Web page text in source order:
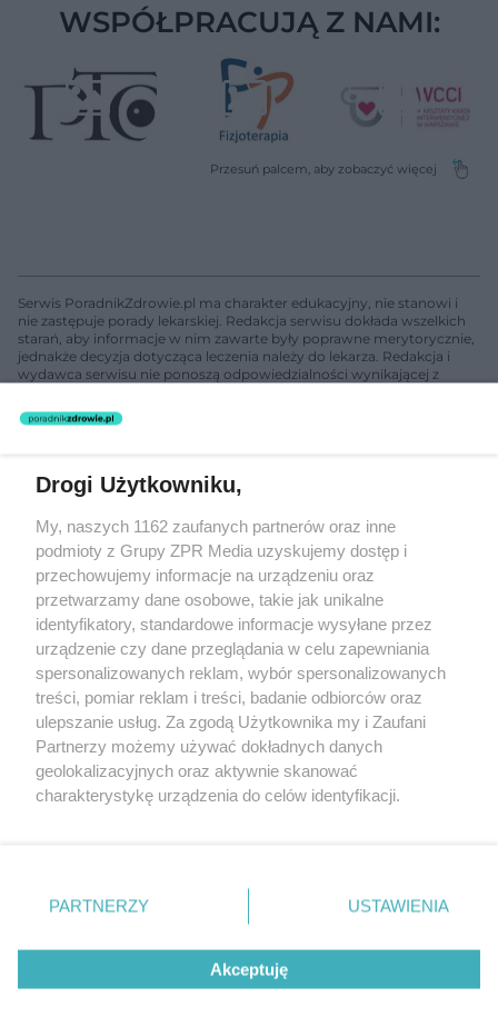
WSPÓŁPRACUJĄ Z NAMI:
Serwis PoradnikZdrowie.pl ma charakter edukacyjny, nie stanowi i
nie zastępuje porady lekarskiej. Redakcja serwisu dokłada wszelkich
starań, aby informacje w nim zawarte były poprawne merytorycznie,
jednakże decyzja dotycząca leczenia należy do lekarza. Redakcja i
wydawca serwisu nie ponoszą odpowiedzialności wynikającej z
nie prowadzi działalności leczniczej polegającej na udzielaniu
świadczeń zdrowotnych w rozumieniu art. 3 ust 1 ustawy o
Żaden utwór zamieszczony w serwisie nie może być powielany i
rozpowszechniany lub dalej rozpowszechniany w jakikolwiek sposób
(w tym także elektroniczny lub mechaniczny) na jakimkolwiek polu
eksploatacji w jakiejkolwiek formie, włącznie z umieszczaniem w
Internecie bez pisemnej zgody właściciela praw. Jakiekolwiek użycie
lub wykorzystanie utworów w całości lub w części z naruszeniem
prawa, tzn. bez właściwej zgody, jest zabronione pod groźbą kary i
może być ścigane prawnie.
O nas
Nasze serwisy
Drogi Użytkowniku,
My, naszych 1162 zaufanych partnerów oraz inne
podmioty z Grupy ZPR Media uzyskujemy dostęp i
przechowujemy informacje na urządzeniu oraz
przetwarzamy dane osobowe, takie jak unikalne
identyfikatory, standardowe informacje wysyłane przez
urządzenie czy dane przeglądania w celu zapewniania
spersonalizowanych reklam, wybór spersonalizowanych
treści, pomiar reklam i treści, badanie odbiorców oraz
ulepszanie usług. Za zgodą Użytkownika my i Zaufani
Partnerzy możemy używać dokładnych danych
geolokalizacyjnych oraz aktywnie skanować
charakterystykę urządzenia do celów identyfikacji.
zmienić/wycofać klikając przycisk ustawień prywatności
znajdujący się w lewym dolnym rogu strony
rodzaje przetwarzania danych nie wymagają zgody
użytkownika, ale masz prawo sprzeciwić się takiemu
przetwarzaniu. Preferencje będą miały zastosowanie tylko
PARTNERZY USTAWIENIA
Akceptuję